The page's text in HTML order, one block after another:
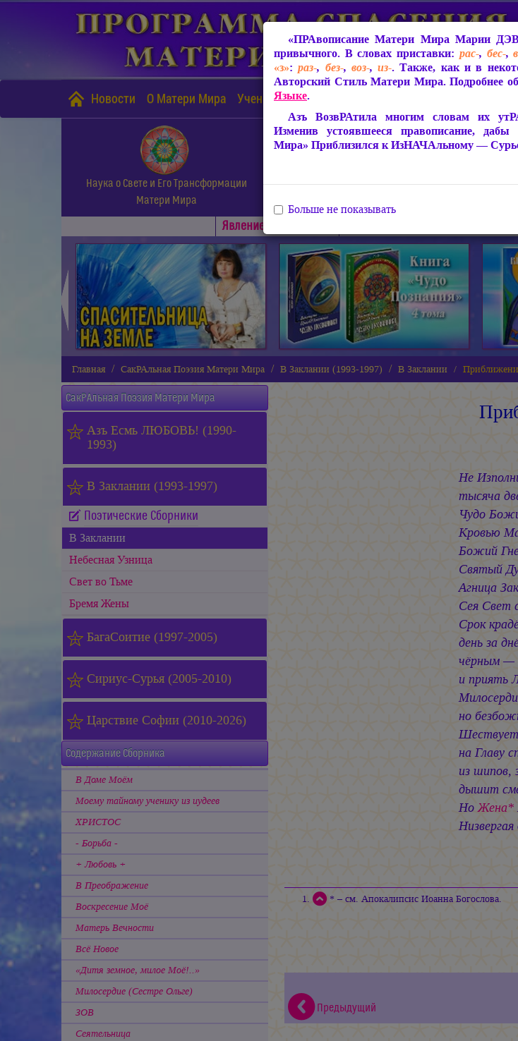
Новости О Матери Мира Учение Матери Мира
Наука о Свете и Его Трансформации
Матери Мира
СофиоЛогия Матери Мира
Явлениe Матери Мира
◄
Главная СакРАльная Поэзия Матери Мира В Заклании (1993-1997) В Заклании
СакРАльная Поэзия Матери Мира
Азъ Есмь ЛЮБОВЬ! (1990-
1993)
В Заклании (1993-1997)
Поэтические Сборники
В Заклании
Небесная Узница
Свет во Тьме
Бремя Жены
БагаСоитие (1997-2005)
Сириус-Сурья (2005-2010)
Царствие Софии (2010-2026)
Содержание Сборника
В Доме Моём
Моему тайному ученику из иудеев
ХРИСТОС
- Борьба -
+ Любовь +
В Преображение
Воскресение Моё
Матерь Вечности
Всё Новое
«Дитя земное, милое Моё!..»
Милосердие (Сестре Ольге)
ЗОВ
Сеятельница
Не
тысяча
Чудо
Кровью
Божий
Святый
Агница
Сея Свет
Срок
день за
чёрным —
и приять
но
Шествует
на Главу
из шипов,
дышит
НоЖена*
* – см. Апокалипсис Иоанна Богослова.
Предыдущий
«ПРАвописание Матери Мира Марии
привычного. В словах приставки: рас-, бес-,
«з»:раз-, без-, воз-,из-. Также, как и в
Авторский Стиль Матери Мира. Подробнее
Языке.
Азъ ВозвРАтила многим словам их
Изменив устоявшееся правописание,
Мира» Приблизился к ИзНАЧАльному —
Больше не показывать